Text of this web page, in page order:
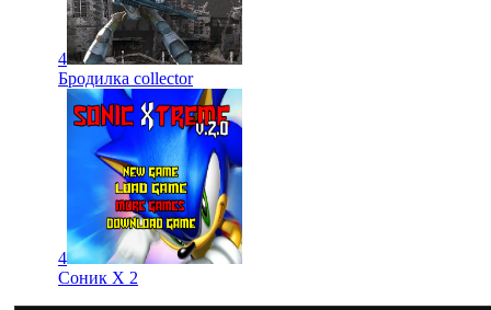
4
Бродилка collector
4
Соник Х 2